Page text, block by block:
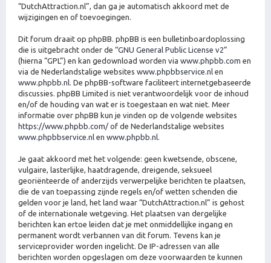
“DutchAttraction.nl”, dan ga je automatisch akkoord met de
wijzigingen en of toevoegingen.
Dit forum draait op phpBB. phpBB is een bulletinboardoplossing
die is uitgebracht onder de “GNU General Public License v2”
(hierna “GPL”) en kan gedownload worden via www.phpbb.com en
via de Nederlandstalige websites www.phpbbservice.nl en
www.phpbb.nl. De phpBB-software faciliteert internetgebaseerde
discussies. phpBB Limited is niet verantwoordelijk voor de inhoud
en/of de houding van wat er is toegestaan en wat niet. Meer
informatie over phpBB kun je vinden op de volgende websites
https://www.phpbb.com/ of de Nederlandstalige websites
www.phpbbservice.nl en www.phpbb.nl.
Je gaat akkoord met het volgende: geen kwetsende, obscene,
vulgaire, lasterlijke, haatdragende, dreigende, seksueel
georiënteerde of anderzijds verwerpelijke berichten te plaatsen,
die de van toepassing zijnde regels en/of wetten schenden die
gelden voor je land, het land waar “DutchAttraction.nl” is gehost
of de internationale wetgeving. Het plaatsen van dergelijke
berichten kan ertoe leiden dat je met onmiddellijke ingang en
permanent wordt verbannen van dit forum. Tevens kan je
serviceprovider worden ingelicht. De IP-adressen van alle
berichten worden opgeslagen om deze voorwaarden te kunnen